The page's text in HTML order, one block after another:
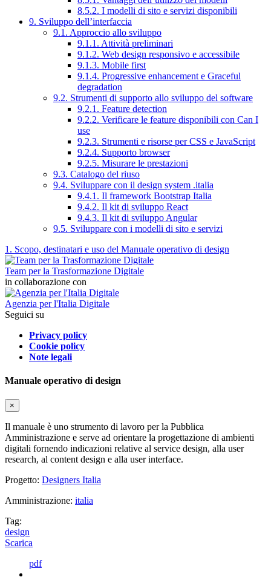
8.5.2. I modelli di sito e servizi disponibili
9. Sviluppo dell’interfaccia
9.1. Approccio allo sviluppo
9.1.1. Attività preliminari
9.1.2. Web design responsivo e accessibile
9.1.3. Mobile first
9.1.4. Progressive enhancement e Graceful
degradation
9.2. Strumenti di supporto allo sviluppo del software
9.2.1. Feature detection
9.2.2. Verificare le feature disponibili con Can I
use
9.2.3. Strumenti e risorse per CSS e JavaScript
9.2.4. Supporto browser
9.2.5. Misurare le prestazioni
9.3. Catalogo del riuso
9.4. Sviluppare con il design system .italia
9.4.1. Il framework Bootstrap Italia
9.4.2. Il kit di sviluppo React
9.4.3. Il kit di sviluppo Angular
9.5. Sviluppare con i modelli di sito e servizi
1. Scopo, destinatari e uso del Manuale operativo di design
Team per la Trasformazione Digitale
in collaborazione con
Agenzia per l'Italia Digitale
Seguici su
Privacy policy
Cookie policy
Note legali
Manuale operativo di design
×
Il manuale è uno strumento di lavoro per la Pubblica
Amministrazione e serve ad orientare la progettazione di ambienti
digitali fornendo indicazioni relative al service design, alla user
research, al content design e alla user interface.
Progetto: Designers Italia
Amministrazione: italia
Tag:
design
Scarica
pdf